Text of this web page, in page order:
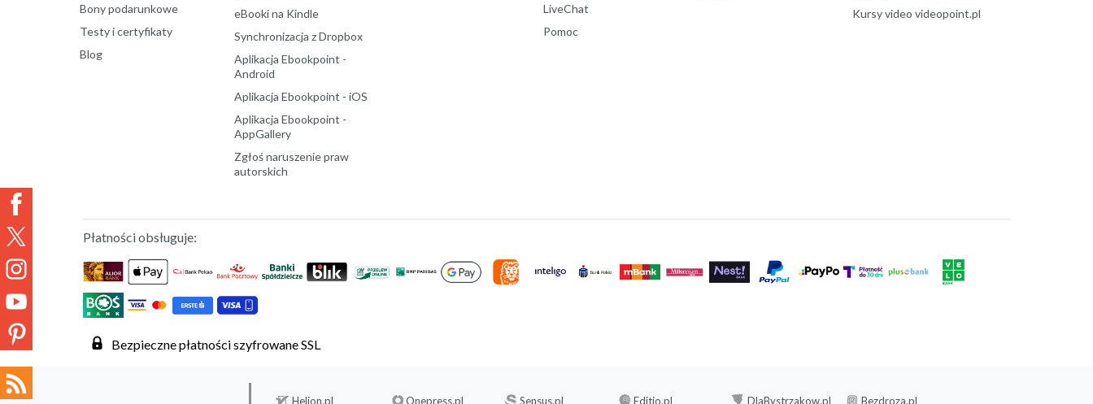
Bony podarunkowe
Testy i certyfikaty
Blog
eBooki na Kindle
Synchronizacja z Dropbox
Aplikacja Ebookpoint -
Android
Aplikacja Ebookpoint - iOS
Aplikacja Ebookpoint -
AppGallery
Zgłoś naruszenie praw
autorskich
LiveChat
Pomoc
Kursy video videopoint.pl
Płatności obsługuje:
Bezpieczne płatności szyfrowane SSL
Helion.pl Onepress.pl Sensus.pl Editio.pl DlaBystrzakow.pl Bezdroza.pl